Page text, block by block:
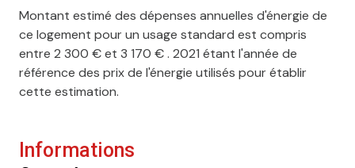
interphone
Montant estimé des dépenses annuelles d'énergie de
ce logement pour un usage standard est compris
entre 2 300 € et 3 170 € . 2021 étant l'année de
référence des prix de l'énergie utilisés pour établir
cette estimation.
Informations